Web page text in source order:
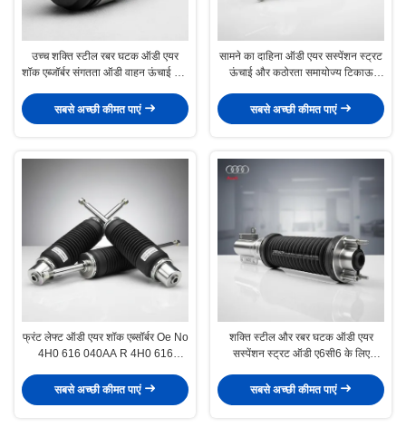
उच्च शक्ति स्टील रबर घटक ऑडी एयर
शॉक एब्जॉर्बर संगतता ऑडी वाहन ऊंचाई और
सबसे अच्छी कीमत पाएं
सामने का दाहिना ऑडी एयर सस्पेंशन स्ट्रट
ऊंचाई और कठोरता समायोज्य टिकाऊ
हैंडलिंग सुनिश्चित करता है
सबसे अच्छी कीमत पाएं
फ्रंट लेफ्ट ऑडी एयर शॉक एब्सॉर्बर Oe No
4H0 616 040AA R 4H0 616
टिकाऊ ऑटोमोटिव घटक
सबसे अच्छी कीमत पाएं
शक्ति स्टील और रबर घटक ऑडी एयर
सस्पेंशन स्ट्रट ऑडी ए6सी6 के लिए
सबसे अच्छी कीमत पाएं